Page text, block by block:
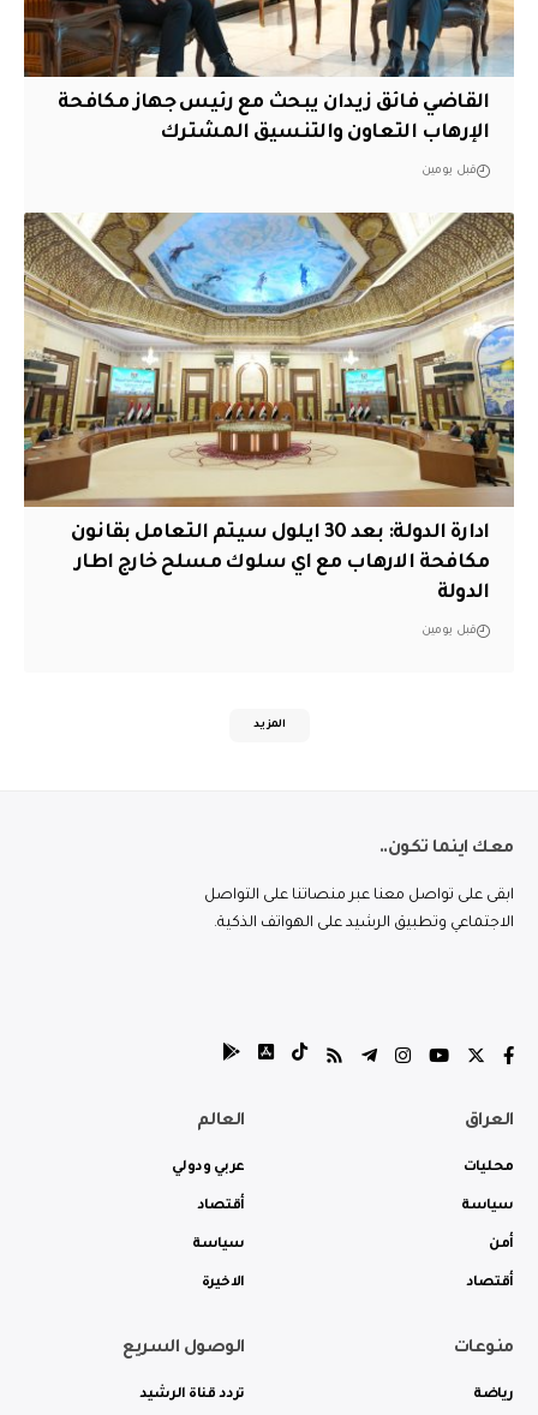
القاضي فائق زيدان يبحث مع رئيس جهاز مكافحة
الإرهاب التعاون والتنسيق المشترك
قبل يومين
ادارة الدولة: بعد 30 ايلول سيتم التعامل بقانون
مكافحة الارهاب مع اي سلوك مسلح خارج اطار
الدولة
قبل يومين
المزيد
معك اينما تكون..
ابقى على تواصل معنا عبر منصاتنا على التواصل
الاجتماعي وتطبيق الرشيد على الهواتف الذكية.
العراق
محليات
سياسة
أمن
أقتصاد
العالم
عربي ودولي
أقتصاد
سياسة
الاخيرة
منوعات
رياضة
الوصول السريع
تردد قناة الرشيد